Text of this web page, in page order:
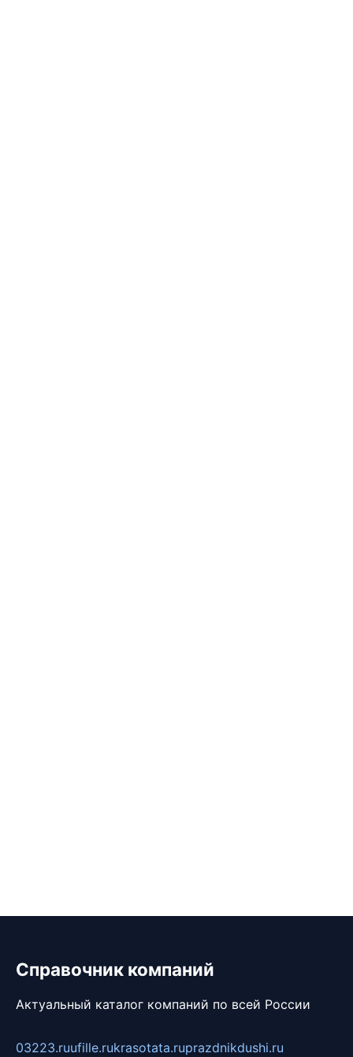
Справочник компаний
Актуальный каталог компаний по всей России
03223.ruufille.rukrasotata.ruprazdnikdushi.ru